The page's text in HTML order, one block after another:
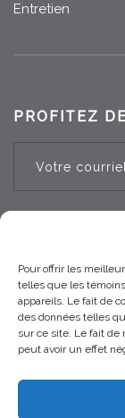
Pour offrir les
telles que les
appareils. Le fait de
des données telles
sur ce site. Le fait de
peut avoir un effet
Entretien
PROFITEZ